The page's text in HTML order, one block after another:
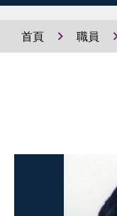
首頁 職員